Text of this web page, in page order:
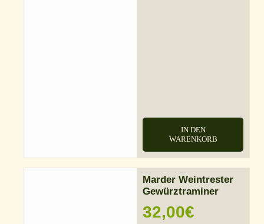
IN DEN
WARENKORB
Marder Weintrester
Gewürztraminer
32,00€